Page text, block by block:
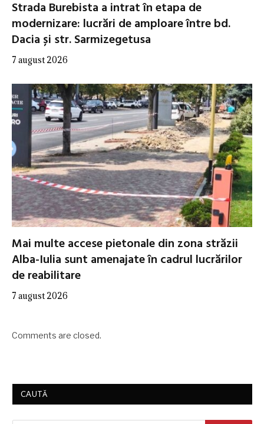
Strada Burebista a intrat în etapa de
modernizare: lucrări de amploare între bd.
Dacia și str. Sarmizegetusa
7 august 2026
Mai multe accese pietonale din zona străzii
Alba-Iulia sunt amenajate în cadrul lucrărilor
de reabilitare
7 august 2026
Comments are closed.
CAUTĂ